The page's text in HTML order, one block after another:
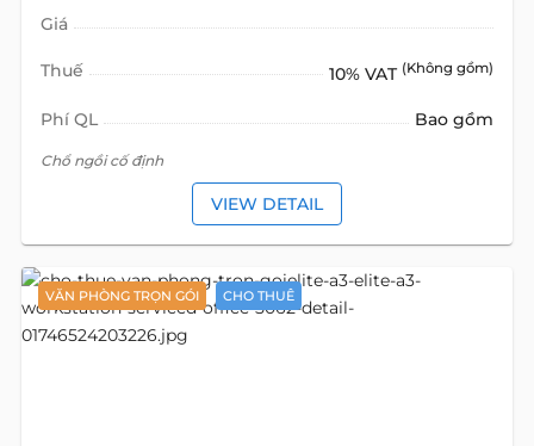
Giá
Thuế 10% VAT (Không gồm)
Phí QL Bao gồm
Chổ ngồi cố định
VIEW DETAIL
VĂN PHÒNG TRỌN GÓI CHO THUÊ